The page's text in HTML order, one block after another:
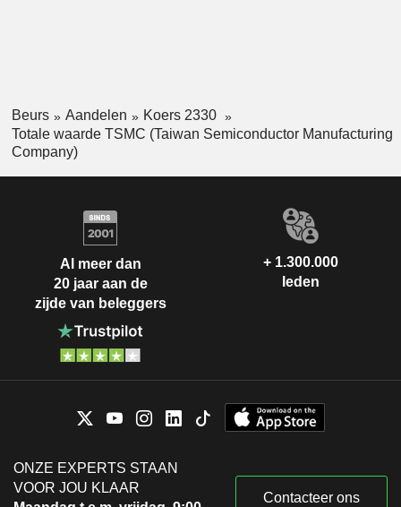
Beurs Aandelen
Koers 2330
Totale waarde TSMC (Taiwan Semiconductor Manufacturing
Company)
Al meer dan
20 jaar aan de
zijde van beleggers
+ 1.300.000
leden
ONZE EXPERTS STAAN
VOOR JOU KLAAR
Contacteer ons